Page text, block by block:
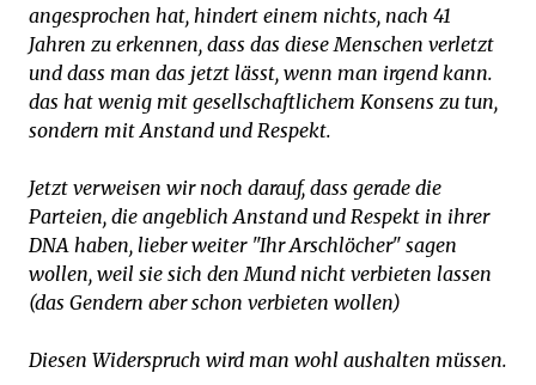
angesprochen hat, hindert einem nichts, nach 41
Jahren zu erkennen, dass das diese Menschen verletzt
und dass man das jetzt lässt, wenn man irgend kann.
das hat wenig mit gesellschaftlichem Konsens zu tun,
sondern mit Anstand und Respekt.
Jetzt verweisen wir noch darauf, dass gerade die
Parteien, die angeblich Anstand und Respekt in ihrer
DNA haben, lieber weiter "Ihr Arschlöcher" sagen
wollen, weil sie sich den Mund nicht verbieten lassen
(das Gendern aber schon verbieten wollen)
Diesen Widerspruch wird man wohl aushalten müssen.